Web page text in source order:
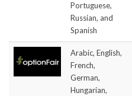
Portuguese,
Russian, and
Spanish
Arabic, English,
French,
German,
Hungarian,